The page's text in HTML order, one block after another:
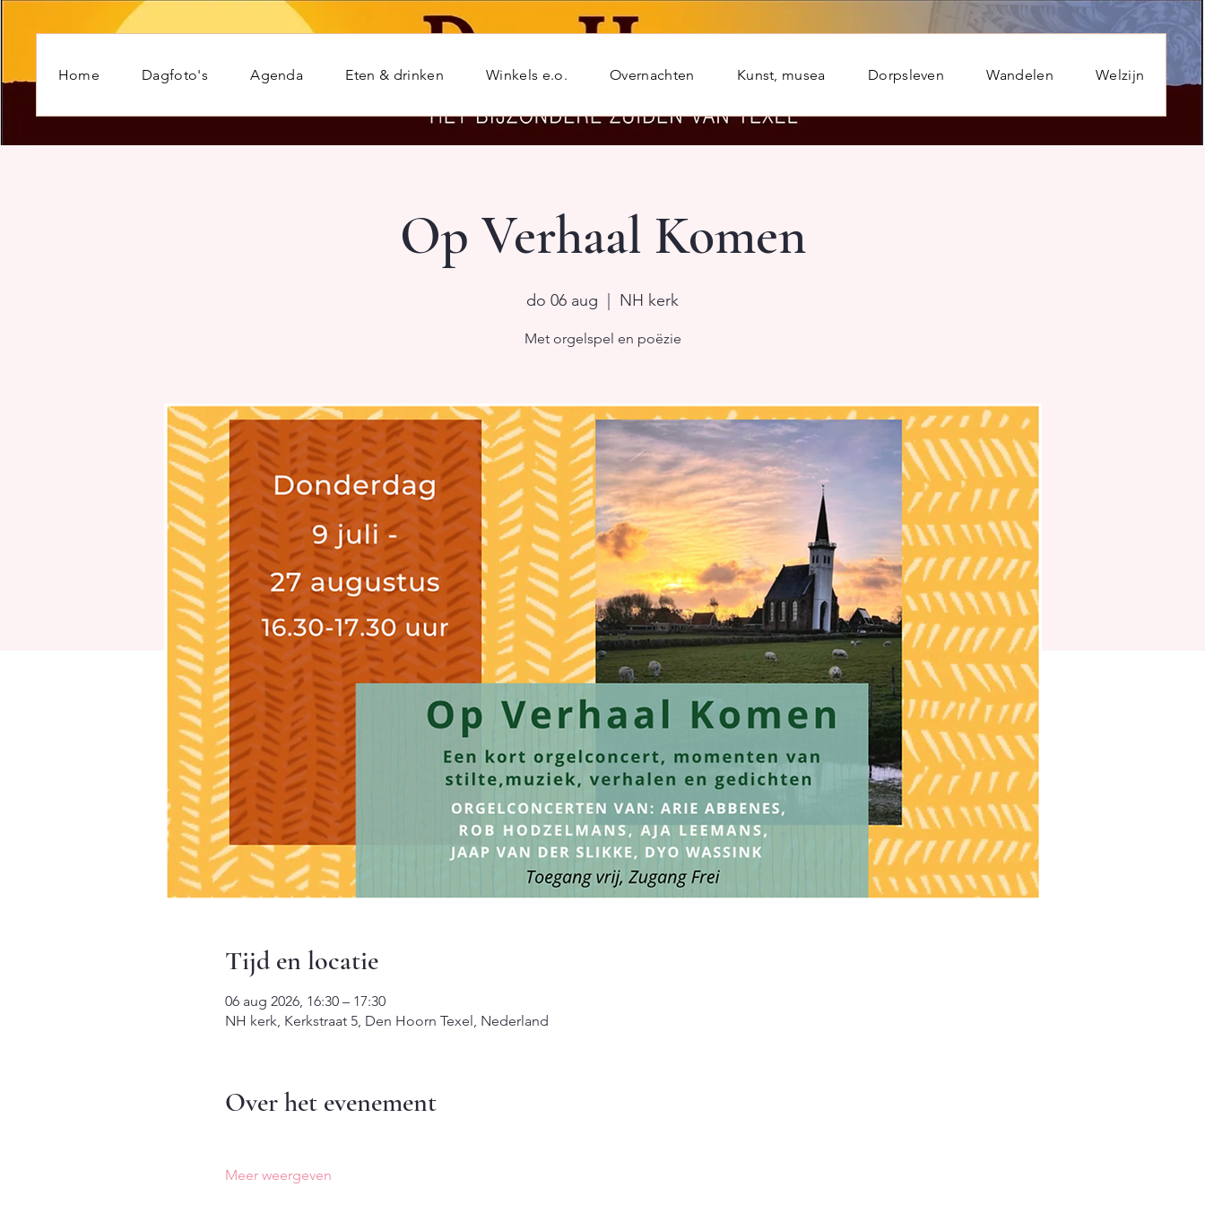
Home Dagfoto's Agenda Eten & drinken Winkels e.o. Overnachten Kunst, musea Dorpsleven Wandelen Welzijn
Op Verhaal Komen
do 06 aug NH kerk
Met orgelspel en poëzie
Tijd en locatie
06 aug 2026, 16:30 – 17:30
NH kerk, Kerkstraat 5, Den Hoorn Texel, Nederland
Over het evenement
Meer weergeven